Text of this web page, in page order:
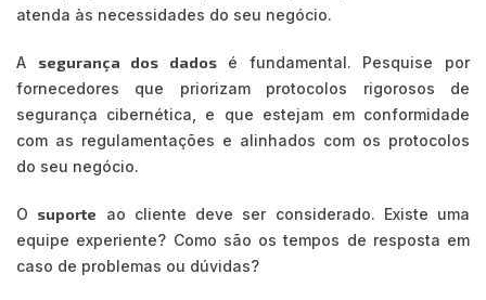
atenda às necessidades do seu negócio.
A segurança dos dadosé fundamental. Pesquise por
fornecedores que priorizam protocolos rigorosos de
segurança cibernética, e que estejam em conformidade
com as regulamentações e alinhados com os protocolos
do seu negócio.
O suporte ao cliente deve ser considerado. Existe uma
equipe experiente? Como são os tempos de resposta em
caso de problemas ou dúvidas?